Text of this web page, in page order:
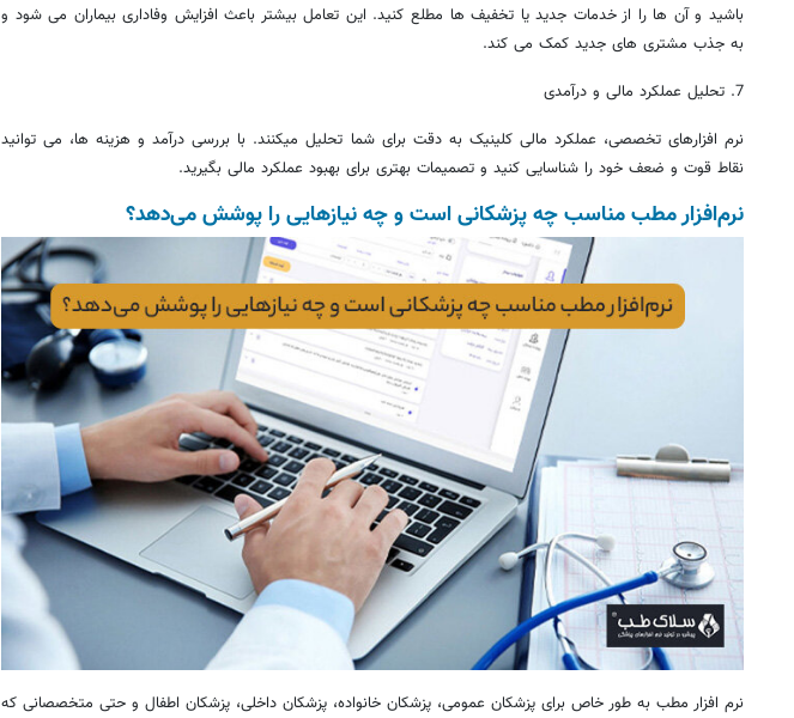
باشید و آن‌ ها را از خدمات جدید یا تخفیف ‌ها مطلع کنید. این تعامل بیشتر باعث افزایش وفاداری بیماران می‌ شود و
به جذب مشتری‌ های جدید کمک می ‌کند.
7. تحلیل عملکرد مالی و درآمدی
نرم ‌افزارهای تخصصی، عملکرد مالی کلینیک به ‌دقت برای شما تحلیل میکنند. با بررسی درآمد و هزینه ‌ها، می ‌توانید
نقاط قوت و ضعف خود را شناسایی کنید و تصمیمات بهتری برای بهبود عملکرد مالی بگیرید.
نرم‌افزار مطب مناسب چه پزشکانی است و چه نیازهایی را پوشش می‌دهد؟
نرم ‌افزار مطب به طور خاص برای پزشکان عمومی، پزشکان خانواده، پزشکان داخلی، پزشکان اطفال و حتی متخصصانی که